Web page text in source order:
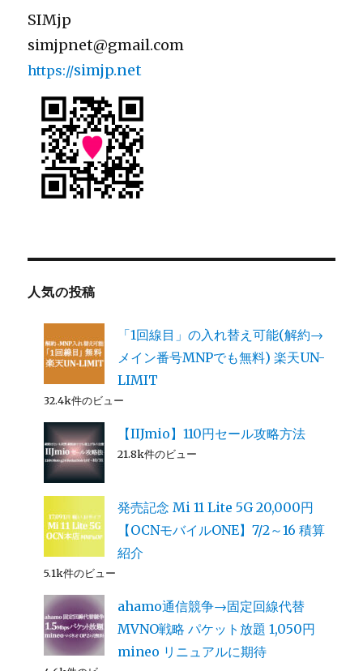
SIMjp
simjpnet@gmail.com
https://simjp.net
人気の投稿
「1回線目」の入れ替え可能(解約→
メイン番号MNPでも無料) 楽天UN-
LIMIT
32.4k件のビュー
【IIJmio】110円セール攻略方法
21.8k件のビュー
発売記念 Mi 11 Lite 5G 20,000円
【OCNモバイルONE】7/2～16 積算
紹介
5.1k件のビュー
ahamo通信競争→固定回線代替
MVNO戦略 パケット放題 1,050円
mineo リニュアルに期待